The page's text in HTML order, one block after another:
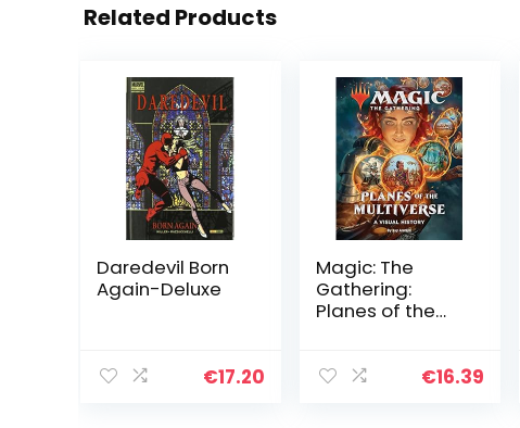
Related Products
Daredevil Born
Again-Deluxe
€17.20
Magic: The
Gathering:
Planes of the
€16.39